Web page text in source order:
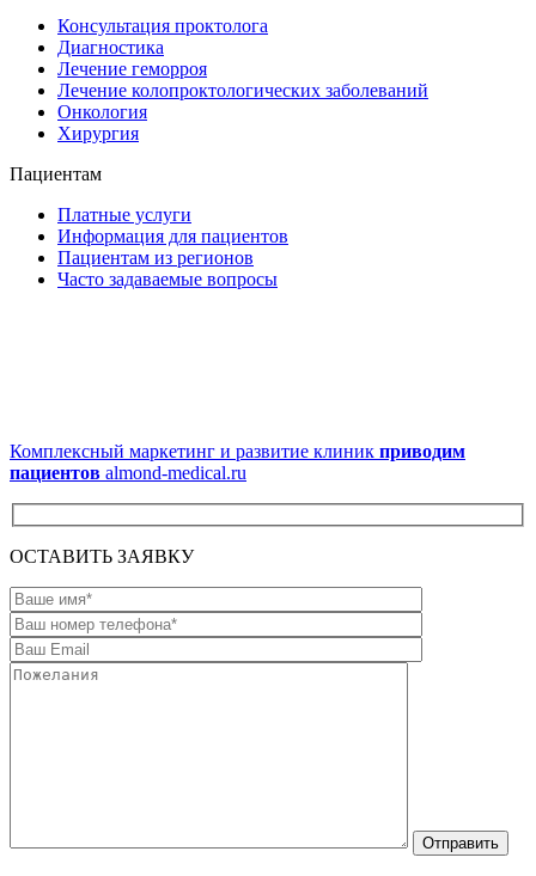
Консультация проктолога
Диагностика
Лечение геморроя
Лечение колопроктологических заболеваний
Онкология
Хирургия
Пациентам
Платные услуги
Информация для пациентов
Пациентам из регионов
Часто задаваемые вопросы
Комплексный маркетинг и развитие клиник приводим
пациентов almond-medical.ru
ОСТАВИТЬ ЗАЯВКУ